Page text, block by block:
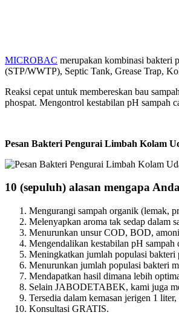
MICROBAC merupakan kombinasi bakteri
(STP/WWTP), Septic Tank, Grease Trap,
Reaksi cepat untuk membereskan bau
phospat. Mengontrol kestabilan pH sampah
Pesan Bakteri Pengurai Limbah Kolam
10 (sepuluh) alasan mengapa
Mengurangi sampah organik (lemak,
Melenyapkan aroma tak sedap dalam
Menurunkan unsur COD, BOD,
Mengendalikan kestabilan pH sampah
Meningkatkan jumlah populasi bakteri
Menurunkan jumlah populasi bakteri
Mendapatkan hasil dimana lebih
Selain JABODETABEK, kami juga
Tersedia dalam kemasan jerigen 1
Konsultasi GRATIS.